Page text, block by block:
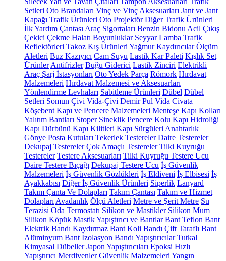
Setleri Oto Brandaları Vinç ve Vinç Aksesuarları Jant ve Jant
Kapağı Trafik Ürünleri Oto Projektör Diğer Trafik Ürünleri
İlk Yardım Çantası Araç Sigortaları Benzin Bidonu Acil Çıkış
Çekici Çekme Halatı Boyunluklar Seyyar Lamba Trafik
Reflektörleri Takoz Kış Ürünleri Yağmur Kaydırıcılar Ölçüm
Aletleri Buz Kazıyıcı Cam Suyu Lastik Kar Paleti Kışlık Set
Ürünler Antifrizler Buğu Giderici Lastik Zinciri Elektrikli
Araç Şarj İstasyonları Oto Yedek Parça Römork Hırdavat
Malzemeleri Hırdavat Malzemesi ve Aksesuarları
Yönlendirme Levhaları Sabitleme Ürünleri Dübel Dübel
Setleri Somun Çivi Vida-Çivi Demir Pul Vida Civata
Köşebent Kapı ve Pencere Malzemeleri Menteşe Kapı Kolları
Yalıtım Bantları Stoper Sineklik Pencere Kolu Kapı Hidroliği
Kapı Dürbünü Kapı Kilitleri Kapı Sürgüleri Anahtarlık
Gönye Posta Kutuları Tekerlek Testereler Daire Testereler
Dekupaj Testereler Çok Amaçlı Testereler Tilki Kuyruğu
Testereler Testere Aksesuarları Tilki Kuyruğu Testere Ucu
Daire Testere Bıçağı Dekupaj Testere Ucu İş Güvenlik
Malzemeleri İş Güvenlik Gözlükleri İş Eldiveni İş Elbisesi İş
Ayakkabısı Diğer İş Güvenlik Ürünleri Siperlik Lanyard
Takım Çanta Ve Dolapları Takım Çantası Takım ve Hizmet
Dolapları Avadanlık Ölçü Aletleri Metre ve Şerit Metre Su
Terazisi Oda Termostatı Silikon ve Mastikler Silikon Mum
Silikon Köpük MastikYapıştırıcı ve Bantlar Bant Teflon Bant
Elektrik Bandı Kaydırmaz Bant Koli Bandı Çift Taraflı Bant
Alüminyum Bant İzolasyon Bandı Yapıştırıcılar Tutkal
Kimyasal Dübeller Japon Yapıştırıcıları Epoksi Hızlı
Yapıştırıcı Merdivenler Güvenlik Malzemeleri Yangın